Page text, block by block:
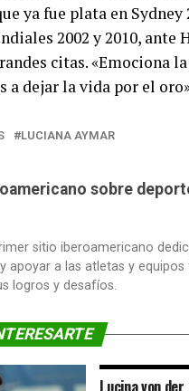
ya fue plata en Sydney
2002 y 2010, ante
citas. «Emociona
a dejar la vida por el
LUCIANA AYMAR
sobre
sitio iberoamericano
apoyar a las atletas y equipos
logros y desafíos.
Lucina von